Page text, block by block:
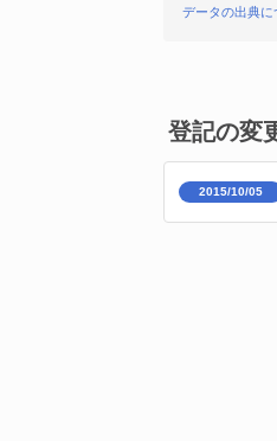
データの出典に
登記の変
2015/10/05